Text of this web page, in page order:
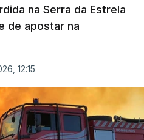
na Serra da Estrela
de apostar na
12:15